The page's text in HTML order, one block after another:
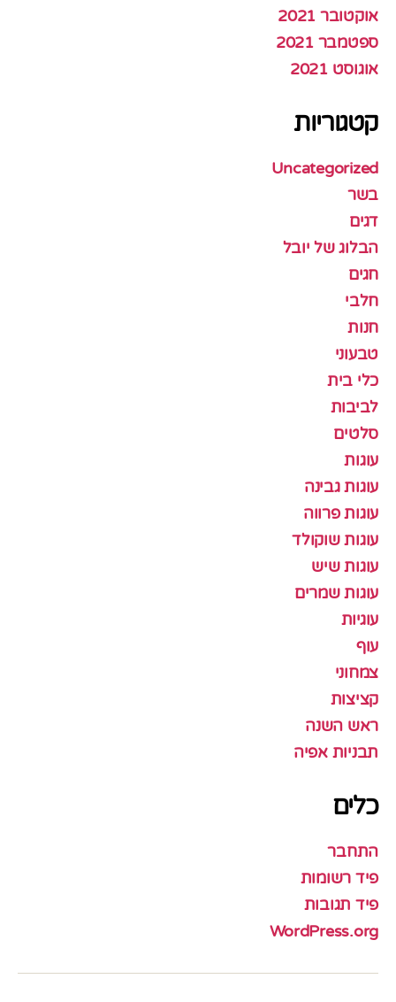
אוקטובר 2021
ספטמבר 2021
אוגוסט 2021
קטגוריות
Uncategorized
בשר
דגים
הבלוג של יובל
חגים
חלבי
חנות
טבעוני
כלי בית
לביבות
סלטים
עוגות
עוגות גבינה
עוגות פרווה
עוגות שוקולד
עוגות שיש
עוגות שמרים
עוגיות
עוף
צמחוני
קציצות
ראש השנה
תבניות אפיה
כלים
התחבר
פיד רשומות
פיד תגובות
WordPress.org